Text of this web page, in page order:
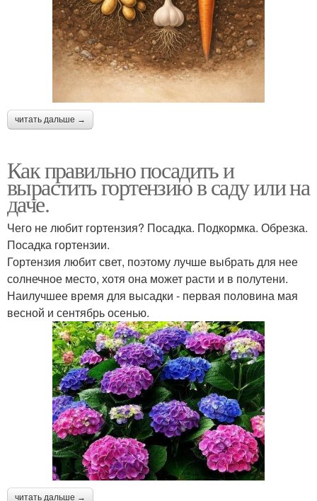
читать дальше →
Как правильно посадить и
вырастить гортензию в саду или на
даче.
Чего не любит гортензия? Посадка. Подкормка. Обрезка.
Посадка гортензии.
Гортензия любит свет, поэтому лучше выбрать для нее
солнечное место, хотя она может расти и в полутени.
Наилучшее время для высадки - первая половина мая
весной и сентябрь осенью.
читать дальше →